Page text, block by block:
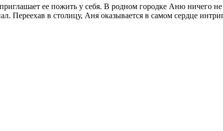
ее пожить у себя. В родном городке Аню
Переехав в столицу, Аня оказывается в самом сердце